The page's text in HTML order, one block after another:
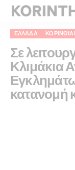
ΕΛΛΆΔΑ
Σε
Κλιμάκια
κατανομή